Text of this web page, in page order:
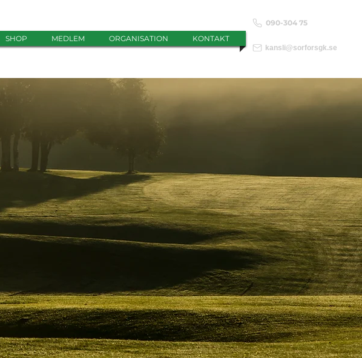
SHOP MEDLEM ORGANISATION KONTAKT
090-304 75
kansli@sorforsgk.se